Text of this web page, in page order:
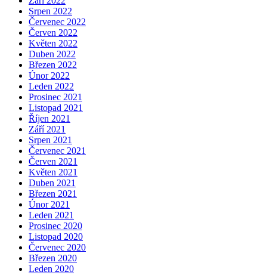
Srpen 2022
Červenec 2022
Červen 2022
Květen 2022
Duben 2022
Březen 2022
Únor 2022
Leden 2022
Prosinec 2021
Listopad 2021
Říjen 2021
Září 2021
Srpen 2021
Červenec 2021
Červen 2021
Květen 2021
Duben 2021
Březen 2021
Únor 2021
Leden 2021
Prosinec 2020
Listopad 2020
Červenec 2020
Březen 2020
Leden 2020